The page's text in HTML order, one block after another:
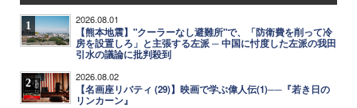
1 2026.08.01
【熊本地震】"クーラーなし避難所"で、「防衛費を削って冷
房を設置しろ」と主張する左派 ─ 中国に忖度した左派の我田
引水の議論に批判殺到
2 2026.08.02
【名画座リバティ (29)】映画で学ぶ偉人伝(1)──『若き日の
リンカーン』